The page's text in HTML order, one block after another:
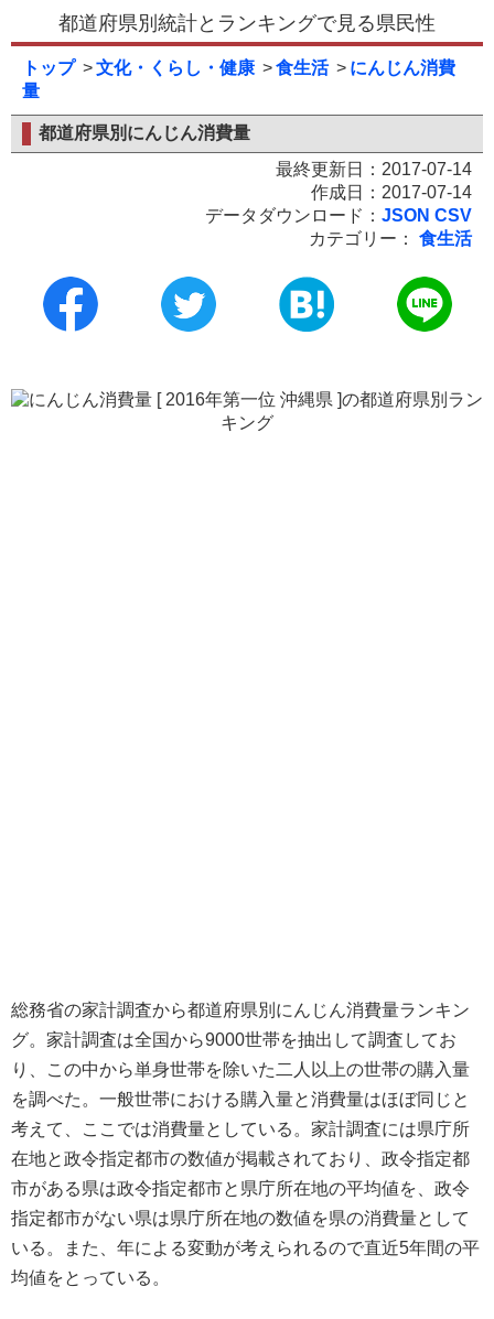
都道府県別統計とランキングで見る県民性
トップ 文化・くらし・健康 食生活
にんじん消費
量
都道府県別にんじん消費量
最終更新日：2017-07-14
作成日：2017-07-14
データダウンロード： JSON CSV
カテゴリー：
食生活
総務省の家計調査から都道府県別にんじん消費量ランキン
グ。家計調査は全国から9000世帯を抽出して調査してお
り、この中から単身世帯を除いた二人以上の世帯の購入量
を調べた。一般世帯における購入量と消費量はほぼ同じと
考えて、ここでは消費量としている。家計調査には県庁所
在地と政令指定都市の数値が掲載されており、政令指定都
市がある県は政令指定都市と県庁所在地の平均値を、政令
指定都市がない県は県庁所在地の数値を県の消費量として
いる。また、年による変動が考えられるので直近5年間の平
均値をとっている。